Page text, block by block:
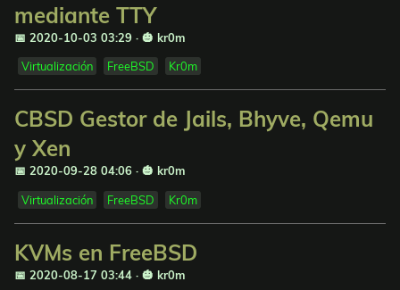
mediante TTY
📅 2020-10-03 03:29 · 🎃 kr0m
Virtualización FreeBSD Kr0m
CBSD Gestor de Jails, Bhyve, Qemu
y Xen
📅 2020-09-28 04:06 · 🎃 kr0m
Virtualización FreeBSD Kr0m
KVMs en FreeBSD
📅 2020-08-17 03:44 · 🎃 kr0m